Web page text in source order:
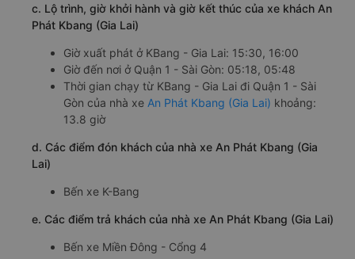
c. Lộ trình, giờ khởi hành và giờ kết thúc của xe khách An
Phát Kbang (Gia Lai)
Giờ xuất phát ở KBang - Gia Lai: 15:30, 16:00
Giờ đến nơi ở Quận 1 - Sài Gòn: 05:18, 05:48
Thời gian chạy từ KBang - Gia Lai đi Quận 1 - Sài
Gòn của nhà xe An Phát Kbang (Gia Lai) khoảng:
13.8 giờ
d. Các điểm đón khách của nhà xe An Phát Kbang (Gia
Lai)
Bến xe K-Bang
e. Các điểm trả khách của nhà xe An Phát Kbang (Gia Lai)
Bến xe Miền Đông - Cổng 4